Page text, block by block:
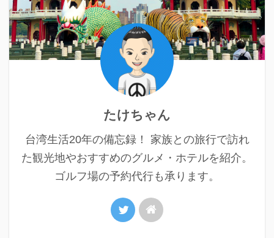
たけちゃん
台湾生活20年の備忘録！ 家族との旅行で訪れ
た観光地やおすすめのグルメ・ホテルを紹介。
ゴルフ場の予約代行も承ります。